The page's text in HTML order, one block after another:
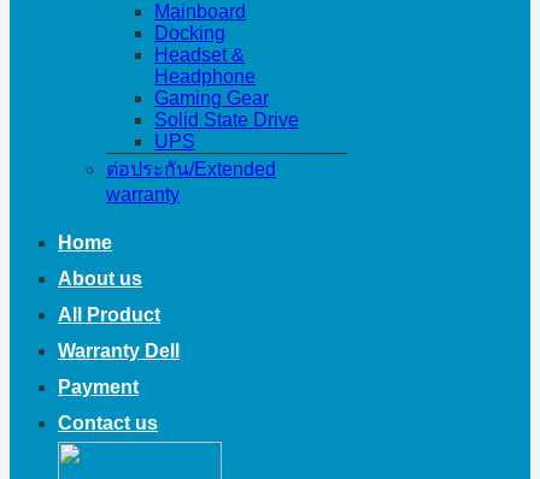
Mainboard
Docking
Headset &
Headphone
Gaming Gear
Solid State Drive
UPS
ต่อประกัน/Extended
warranty
Home
About us
All Product
Warranty Dell
Payment
Contact us